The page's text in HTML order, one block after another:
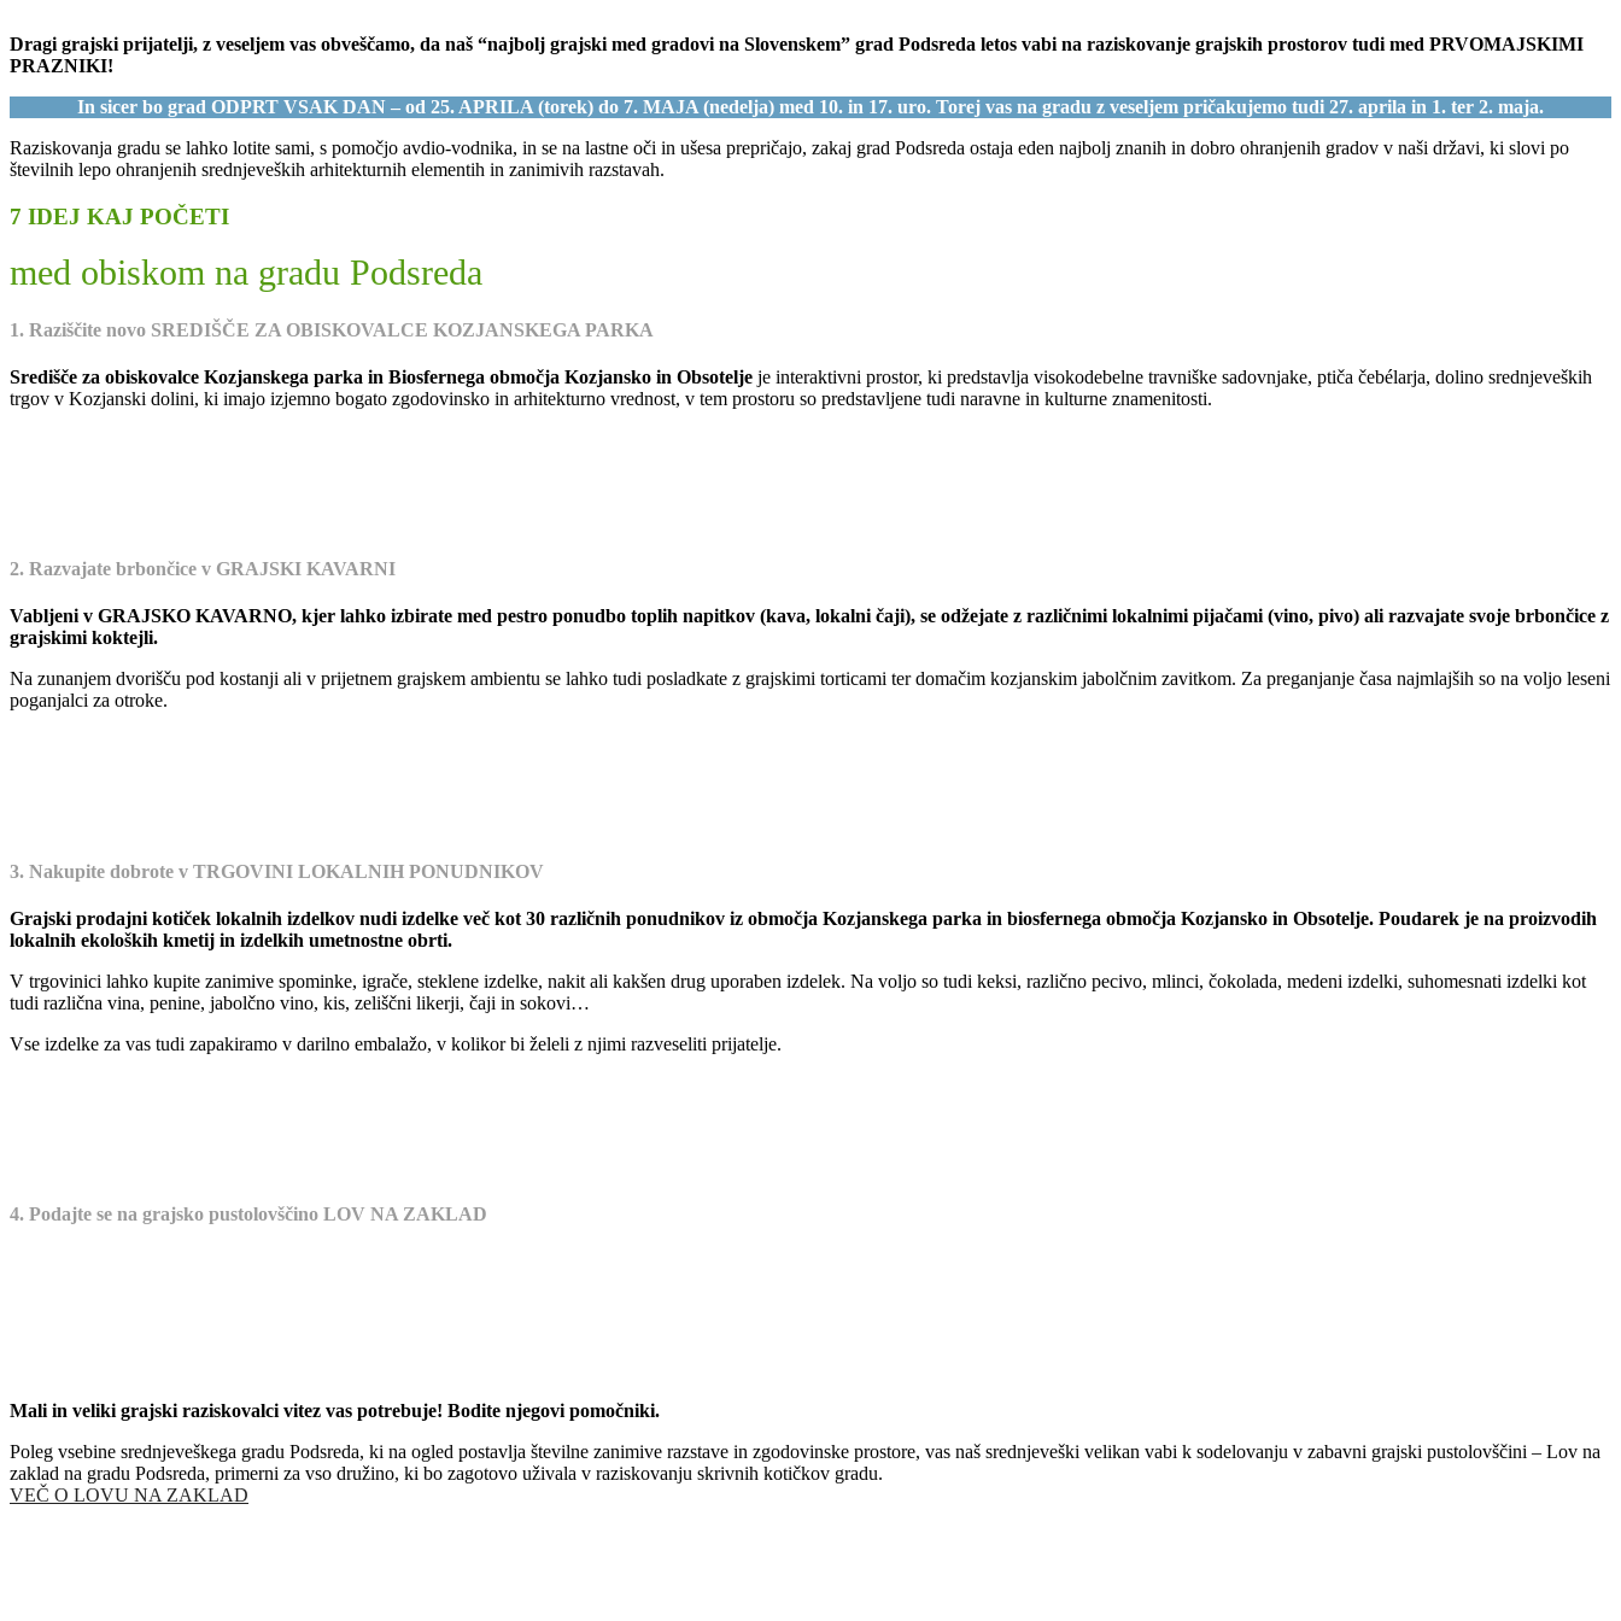
Dragi grajski prijatelji, z veseljem vas obveščamo, da naš “najbolj grajski med gradovi na Slovenskem” grad Podsreda letos vabi na raziskovanje grajskih prostorov tudi med PRVOMAJSKIMI
PRAZNIKI!
In sicer bo grad ODPRT VSAK DAN – od 25. APRILA (torek) do 7. MAJA (nedelja) med 10. in 17. uro. Torej vas na gradu z veseljem pričakujemo tudi 27. aprila in 1. ter 2. maja.
Raziskovanja gradu se lahko lotite sami, s pomočjo avdio-vodnika, in se na lastne oči in ušesa prepričajo, zakaj grad Podsreda ostaja eden najbolj znanih in dobro ohranjenih gradov v naši državi, ki slovi po
številnih lepo ohranjenih srednjeveških arhitekturnih elementih in zanimivih razstavah.
7 IDEJ KAJ POČETI
med obiskom na gradu Podsreda
1. Raziščite novo SREDIŠČE ZA OBISKOVALCE KOZJANSKEGA PARKA
Središče za obiskovalce Kozjanskega parka in Biosfernega območja Kozjansko in Obsotelje je interaktivni prostor, ki predstavlja visokodebelne travniške sadovnjake, ptiča čebélarja, dolino srednjeveških
trgov v Kozjanski dolini, ki imajo izjemno bogato zgodovinsko in arhitekturno vrednost, v tem prostoru so predstavljene tudi naravne in kulturne znamenitosti.
2. Razvajate brbončice v GRAJSKI KAVARNI
Vabljeni v GRAJSKO KAVARNO, kjer lahko izbirate med pestro ponudbo toplih napitkov (kava, lokalni čaji), se odžejate z različnimi lokalnimi pijačami (vino, pivo) ali razvajate svoje brbončice z
grajskimi koktejli.
Na zunanjem dvorišču pod kostanji ali v prijetnem grajskem ambientu se lahko tudi posladkate z grajskimi torticami ter domačim kozjanskim jabolčnim zavitkom. Za preganjanje časa najmlajših so na voljo leseni
poganjalci za otroke.
3. Nakupite dobrote v TRGOVINI LOKALNIH PONUDNIKOV
Grajski prodajni kotiček lokalnih izdelkov nudi izdelke več kot 30 različnih ponudnikov iz območja Kozjanskega parka in biosfernega območja Kozjansko in Obsotelje. Poudarek je na proizvodih
lokalnih ekoloških kmetij in izdelkih umetnostne obrti.
V trgovinici lahko kupite zanimive spominke, igrače, steklene izdelke, nakit ali kakšen drug uporaben izdelek. Na voljo so tudi keksi, različno pecivo, mlinci, čokolada, medeni izdelki, suhomesnati izdelki kot
tudi različna vina, penine, jabolčno vino, kis, zeliščni likerji, čaji in sokovi…
Vse izdelke za vas tudi zapakiramo v darilno embalažo, v kolikor bi želeli z njimi razveseliti prijatelje.
4. Podajte se na grajsko pustolovščino LOV NA ZAKLAD
Mali in veliki grajski raziskovalci vitez vas potrebuje! Bodite njegovi pomočniki.
Poleg vsebine srednjeveškega gradu Podsreda, ki na ogled postavlja številne zanimive razstave in zgodovinske prostore, vas naš srednjeveški velikan vabi k sodelovanju v zabavni grajski pustolovščini – Lov na
zaklad na gradu Podsreda, primerni za vso družino, ki bo zagotovo uživala v raziskovanju skrivnih kotičkov gradu.
VEČ O LOVU NA ZAKLAD